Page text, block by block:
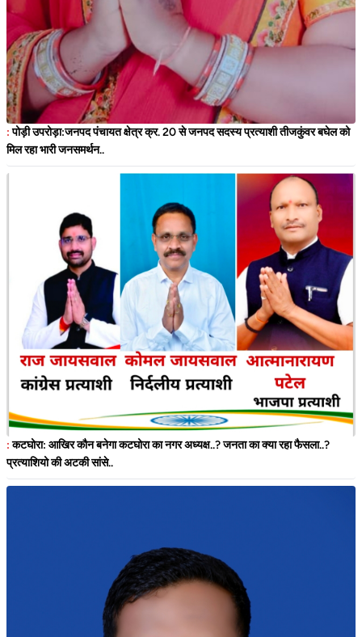
:पोड़ी उपरोड़ा:जनपद पंचायत क्षेत्र क्र. 20 से जनपद सदस्य प्रत्याशी तीजकुंवर बघेल को
मिल रहा भारी जनसमर्थन..
:कटघोरा: आखिर कौन बनेगा कटघोरा का नगर अध्यक्ष..? जनता का क्या रहा फैसला..?
प्रत्याशियो की अटकी सांसे..